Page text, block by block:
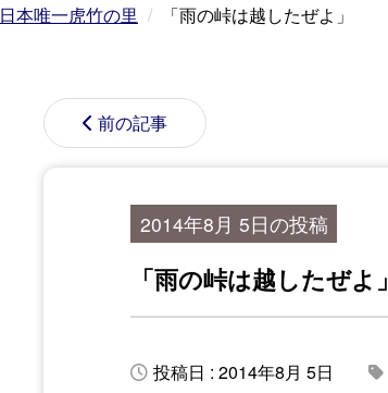
日本唯一虎竹の里 「雨の峠は越したぜよ」
前の記事
2014年8月 5日の投稿
「雨の峠は越したぜよ」
投稿日 : 2014年8月 5日